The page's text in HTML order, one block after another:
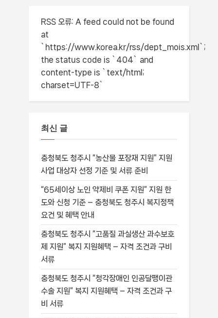
RSS 오류: A feed could not be found
at
`https://www.korea.kr/rss/dept_mois.xml`;
the status code is `404` and
content-type is `text/html;
charset=UTF-8`
최신 글
충청북도 청주시 “농산물 포장재 지원” 지원
사업 대상자 선정 기준 및 서류 준비
“65세이상 노인 약제비 쿠폰 지원” 지원 한
도와 신청 기준 – 충청북도 청주시 복지정책
요건 및 혜택 안내
충청북도 청주시 “고품질 과실생산 과수보호
제 지원” 복지 지원혜택 – 자격 조건과 구비
서류
충청북도 청주시 “청각장애인 인공달팽이관
수술 지원” 복지 지원혜택 – 자격 조건과 구
비 서류